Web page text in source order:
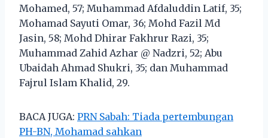
Mohamed, 57; Muhammad Afdaluddin Latif, 35;
Mohamad Sayuti Omar, 36; Mohd Fazil Md
Jasin, 58; Mohd Dhirar Fakhrur Razi, 35;
Muhammad Zahid Azhar @ Nadzri, 52; Abu
Ubaidah Ahmad Shukri, 35; dan Muhammad
Fajrul Islam Khalid, 29.
BACA JUGA: PRN Sabah: Tiada pertembungan
PH-BN, Mohamad sahkan